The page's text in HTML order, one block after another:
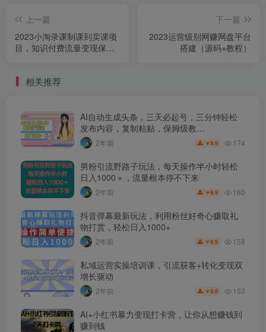
上一篇
2023小淘录课制课到卖课项
目，知识付费流量变现保姆
下一篇
2023运营级别网赚网盘平台
搭建（源码+教程）
相关推荐
AI自动生成头条，三天必起号，三分钟轻松
发布内容，复制粘贴，保姆级教…
2年前 ￥9.9 174
男粉引流野路子玩法，每天操作半小时轻松
日入1000＋，流量根本停不下来
2年前 ￥9.9 160
抖音弹幕最新玩法，利用粉丝好奇心赚取礼
物打赏，轻松日入1000+
2年前 ￥9.9 158
私域运营实操培训课，引流获客+转化变现双
增长驱动
2年前 ￥9.9 153
AI+小红书暴力变现打卡营，让你从想赚钱到
赚到钱